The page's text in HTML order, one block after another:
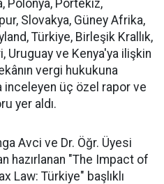
Polonya, Portekiz,
Slovakya, Güney Afrika,
Türkiye, Birleşik Krallık,
Uruguay ve Kenya'ya ilişkin
vergi hukukuna
inceleyen üç özel rapor ve
yer aldı.
Avci ve Dr. Öğr. Üyesi
hazırlanan "The Impact of
Law: Türkiye" başlıklı